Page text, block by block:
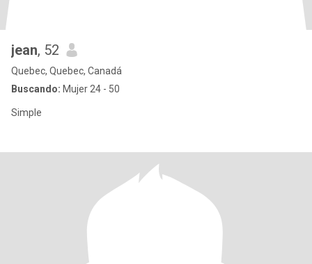
jean, 52
Quebec, Quebec, Canadá
Buscando: Mujer 24 - 50
Simple